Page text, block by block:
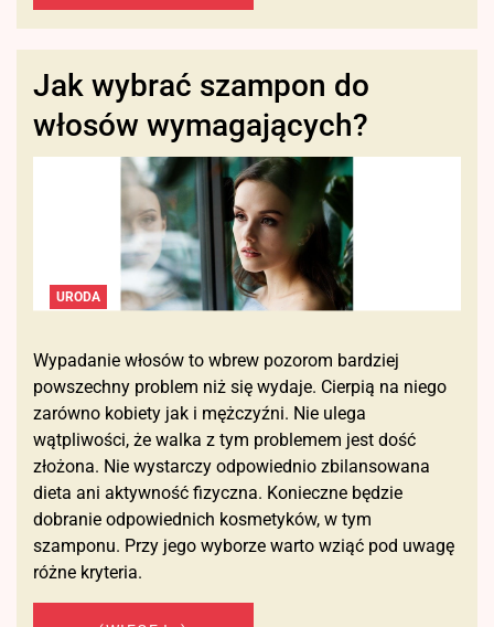
Jak wybrać szampon do
włosów wymagających?
URODA
Wypadanie włosów to wbrew pozorom bardziej
powszechny problem niż się wydaje. Cierpią na niego
zarówno kobiety jak i mężczyźni. Nie ulega
wątpliwości, że walka z tym problemem jest dość
złożona. Nie wystarczy odpowiednio zbilansowana
dieta ani aktywność fizyczna. Konieczne będzie
dobranie odpowiednich kosmetyków, w tym
szamponu. Przy jego wyborze warto wziąć pod uwagę
różne kryteria.